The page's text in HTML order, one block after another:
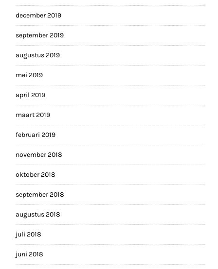
december 2019
september 2019
augustus 2019
mei 2019
april 2019
maart 2019
februari 2019
november 2018
oktober 2018
september 2018
augustus 2018
juli 2018
juni 2018